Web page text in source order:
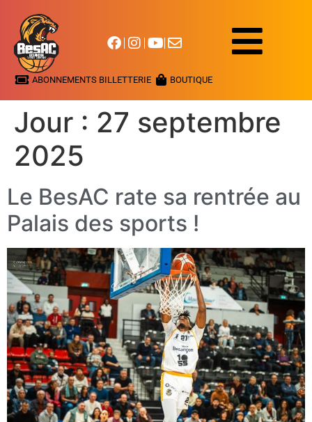
ABONNEMENTS BILLETTERIE BOUTIQUE
Jour : 27 septembre
2025
Le BesAC rate sa rentrée au
Palais des sports !